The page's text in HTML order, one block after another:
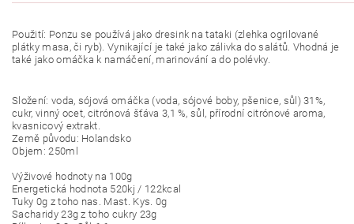
Použití: Ponzu se používá jako dresink na tataki (zlehka ogrilované
plátky masa, či ryb). Vynikající je také jako zálivka do salátů. Vhodná je
také jako omáčka k namáčení, marinování a do polévky.
Složení: voda, sójová omáčka (voda, sójové boby, pšenice, sůl) 31%,
cukr, vinný ocet, citrónová šťáva 3,1 %, sůl, přírodní citrónové aroma,
kvasnicový extrakt.
Země původu: Holandsko
Objem: 250ml
Výživové hodnoty na 100g
Energetická hodnota 520kj / 122kcal
Tuky 0g z toho nas. Mast. Kys. 0g
Sacharidy 23g z toho cukry 23g